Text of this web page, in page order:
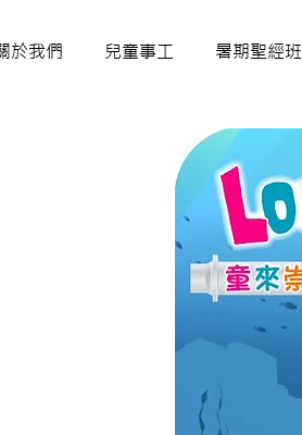
於我們 兒童事工 暑期聖經班